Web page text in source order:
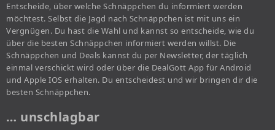
Entscheide, über welche Schnäppchen du informiert werden
möchtest. Selbst die Jagd nach Schnäppchen ist mit uns ein
Vergnügen. Du hast die Wahl und kannst so entscheide, wie du
über die besten Schnäppchen informiert werden willst. Die
Schnäppchen und Deals kannst du per Newsletter, der täglich
einmal verschickt wird oder über die DealGott App für Android
und Apple IOS erhalten. Du entscheidest und wir bringen dir die
besten Schnäppchen.
… unschlagbar